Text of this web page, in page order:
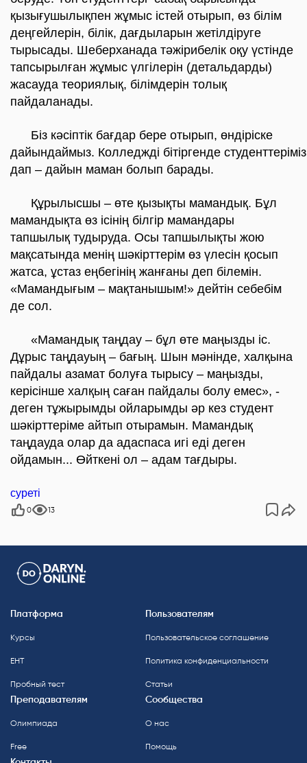
қызығушылықпен жұмыс істей отырып, өз білім
деңгейлерін, білік, дағдыларын жетілдіруге
тырысады. Шеберханада тәжірибелік оқу үстінде
тапсырылған жұмыс үлгілерін (детальдарды)
жасауда теориялық, білімдерін толық
пайдаланады.
Біз кәсіптік бағдар бере отырып, өндіріске
дайындаймыз. Колледжді бітіргенде студенттеріміз
дап – дайын маман болып барады.
Құрылысшы – өте қызықты мамандық. Бұл
мамандықта өз ісінің білгір мамандары
тапшылық тудыруда. Осы тапшылықты жою
мақсатында менің шәкірттерім өз үлесін қосып
жатса, ұстаз еңбегінің жанғаны деп білемін.
«Мамандығым – мақтанышым!» дейтін себебім
де сол.
«Мамандық таңдау – бұл өте маңызды іс.
Дұрыс таңдауың – бағың. Шын мәнінде, халқына
пайдалы азамат болуға тырысу – маңызды,
керісінше халқың саған пайдалы болу емес», -
деген тұжырымды ойларымды әр кез студент
шәкірттеріме айтып отырамын. Мамандық
таңдауда олар да адаспаса игі еді деген
ойдамын... Өйткені ол – адам тағдыры.
суреті
0 13
Платформа
Курсы
ЕНТ
Пробный тест
Пользователям
Пользовательское соглашение
Политика конфиденциальности
Статьи
Преподавателям
Олимпиада
Free
Сообщества
О нас
Помощь